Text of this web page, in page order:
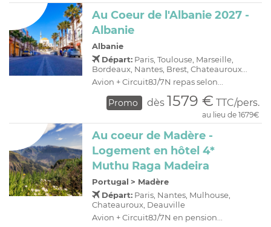
Au Coeur de l'Albanie 2027 -
Albanie
Albanie
Départ: Paris, Toulouse, Marseille,
Bordeaux, Nantes, Brest, Chateauroux...
Avion + Circuit8J/7N repas selon...
Promo dès 1579 € TTC/pers.
au lieu de 1679€
Au coeur de Madère -
Logement en hôtel 4*
Muthu Raga Madeira
Portugal > Madère
Départ: Paris, Nantes, Mulhouse,
Chateauroux, Deauville
Avion + Circuit8J/7N en pension...